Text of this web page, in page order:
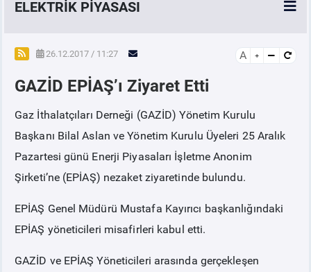
ELEKTRİK PİYASASI
SPOT ELEKTRİK PİYASALARI
ÖRNEK FİNANS BELGELERİ
VADELİ ELEKTRİK PİYASASI
KAYIT
SERBEST TÜKETİCİ
26.12.2017 / 11:27 A
GAZİD EPİAŞ’ı Ziyaret Etti
Gaz İthalatçıları Derneği (GAZİD) Yönetim Kurulu
Başkanı Bilal Aslan ve Yönetim Kurulu Üyeleri 25 Aralık
Pazartesi günü Enerji Piyasaları İşletme Anonim
Şirketi’ne (EPİAŞ) nezaket ziyaretinde bulundu.
EPİAŞ Genel Müdürü Mustafa Kayırıcı başkanlığındaki
EPİAŞ yöneticileri misafirleri kabul etti.
GAZİD ve EPİAŞ Yöneticileri arasında gerçekleşen